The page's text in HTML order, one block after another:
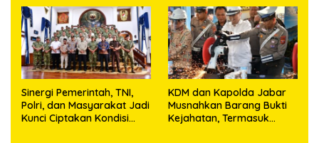
Sinergi Pemerintah, TNI,
Polri, dan Masyarakat Jadi
Kunci Ciptakan Kondisi
KDM dan Kapolda Jabar
Musnahkan Barang Bukti
Kejahatan, Termasuk